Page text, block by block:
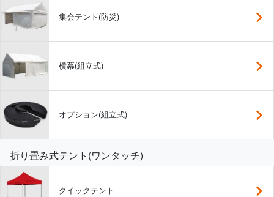
集会テント(防災)
横幕(組立式)
オプション(組立式)
折り畳み式テント(ワンタッチ)
クイックテント